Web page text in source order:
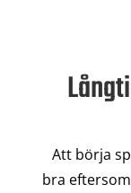
Att börja
bra